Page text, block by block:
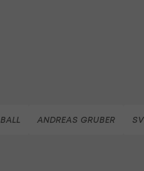
ANDREAS GRUBER